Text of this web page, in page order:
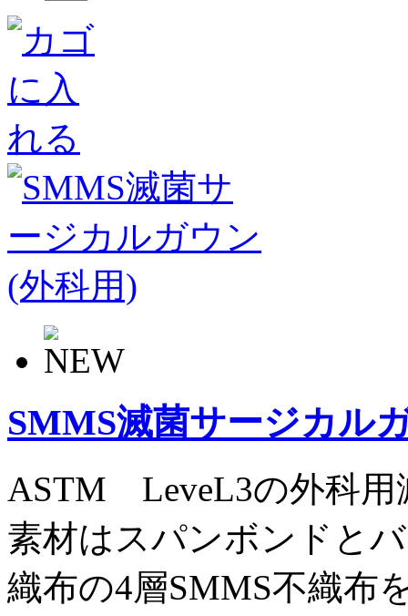
SMMS滅菌サージカル
ASTM LeveL3の外科用
素材はスパンボンドと
織布の4層SMMS不織布